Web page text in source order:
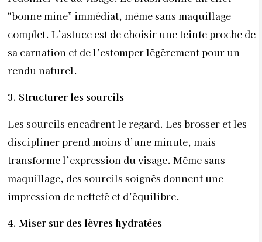
“bonne mine” immédiat, même sans maquillage
complet. L’astuce est de choisir une teinte proche de
sa carnation et de l’estomper légèrement pour un
rendu naturel.
3. Structurer les sourcils
Les sourcils encadrent le regard. Les brosser et les
discipliner prend moins d’une minute, mais
transforme l’expression du visage. Même sans
maquillage, des sourcils soignés donnent une
impression de netteté et d’équilibre.
4. Miser sur des lèvres hydratées